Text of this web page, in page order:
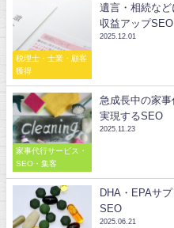
税理士・士業・顧客
獲得
遺言・相続など
収益アップSEO
2025.12.01
家事代行サービス・
SEO・集客
急成長中の家
実現するSEO
2025.11.23
DHA・EPAサ
SEO
2025.06.21